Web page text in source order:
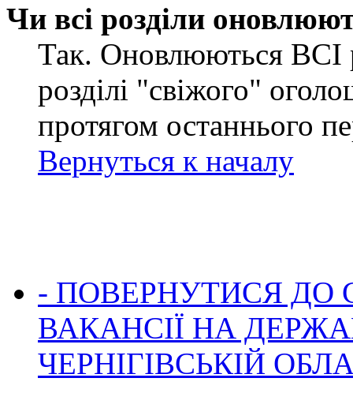
Чи всі розділи
Так. Оновлюються ВСІ
розділі "свіжого"
протягом останнього
Вернуться к началу
- ПОВЕРНУТИСЯ ДО
ВАКАНСІЇ НА
ЧЕРНІГІВСЬКІЙ